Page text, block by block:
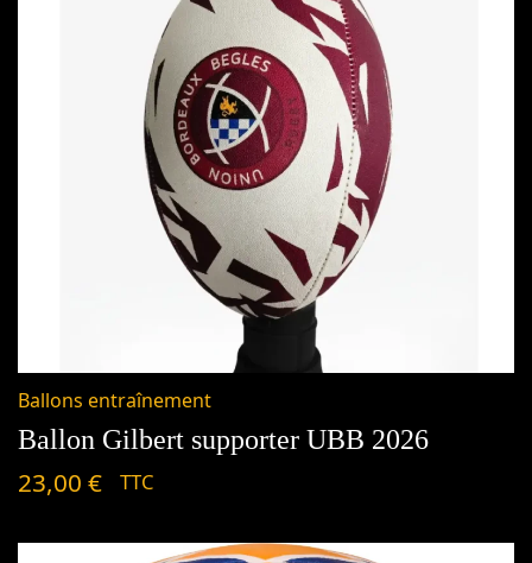
Ballons entraînement
Ballon Gilbert supporter UBB 2026
23,00 € TTC